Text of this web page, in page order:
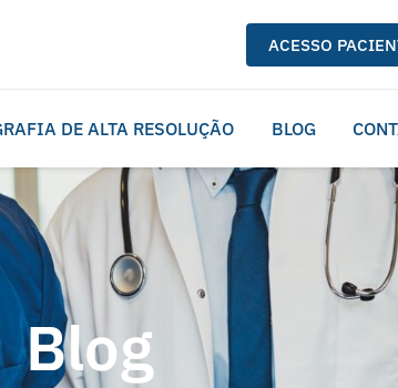
ACESSO
DE ALTA RESOLUÇÃO BLOG
Blog